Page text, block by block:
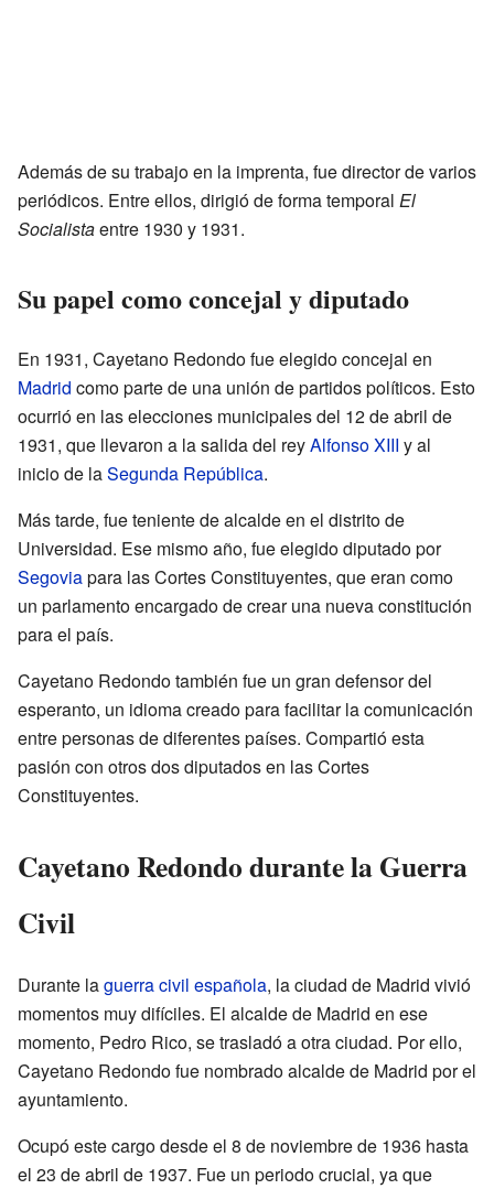
Además de su trabajo en la imprenta, fue director de varios
periódicos. Entre ellos, dirigió de forma temporal El
Socialistaentre 1930 y 1931.
Su papel como concejal y diputado
En 1931, Cayetano Redondo fue elegido concejal en
Madrid como parte de una unión de partidos políticos. Esto
ocurrió en las elecciones municipales del 12 de abril de
1931, que llevaron a la salida del reyAlfonso XIII y al
inicio de laSegunda República.
Más tarde, fue teniente de alcalde en el distrito de
Universidad. Ese mismo año, fue elegido diputado por
Segoviapara las Cortes Constituyentes, que eran como
un parlamento encargado de crear una nueva constitución
para el país.
Cayetano Redondo también fue un gran defensor del
esperanto, un idioma creado para facilitar la comunicación
entre personas de diferentes países. Compartió esta
pasión con otros dos diputados en las Cortes
Constituyentes.
Cayetano Redondo durante la Guerra
Civil
Durante laguerra civil española, la ciudad de Madrid vivió
momentos muy difíciles. El alcalde de Madrid en ese
momento, Pedro Rico, se trasladó a otra ciudad. Por ello,
Cayetano Redondo fue nombrado alcalde de Madrid por el
ayuntamiento.
Ocupó este cargo desde el 8 de noviembre de 1936 hasta
el 23 de abril de 1937. Fue un periodo crucial, ya que